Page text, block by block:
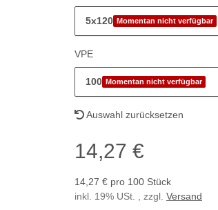
5x120 Momentan nicht verfügbar
VPE
100 Momentan nicht verfügbar
Auswahl zurücksetzen
14,27 €
14,27 € pro 100 Stück
inkl. 19% USt. , zzgl. Versand